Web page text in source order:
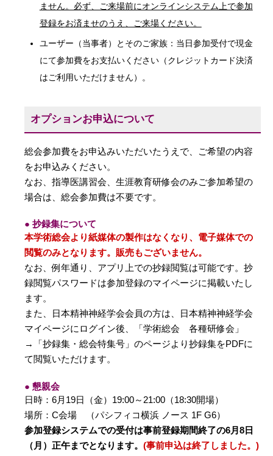
ません。必ず、ご来場前にオンラインシステム上で参加
登録をお済ませのうえ、ご来場ください。
ユーザー（当事者）とそのご家族：当日参加受付で現金
にて参加費をお支払いください（クレジットカード決済
はご利用いただけません）。
オプションお申込について
総会参加費をお申込みいただいたうえで、ご希望の内容
をお申込みください。
なお、指導医講習会、生涯教育研修会のみご参加希望の
場合は、総会参加費は不要です。
● 抄録集について
本学術総会より紙媒体の製作はなくなり、電子媒体での
閲覧のみとなります。販売もございません。
なお、例年通り、アプリ上での抄録閲覧は可能です。抄
録閲覧パスワードは参加登録のマイページに掲載いたし
ます。
また、日本精神神経学会会員の方は、日本精神神経学会
マイページにログイン後、「学術総会 各種研修会」
→「抄録集・総会特集号」のページより抄録集をPDFに
て閲覧いただけます。
● 懇親会
日時：6月19日（金）19:00～21:00（18:30開場）
場所：C会場 （パシフィコ横浜 ノース 1F G6）
参加登録システムでの受付は事前登録期間終了の6月8日
（月）正午までとなります。 (事前申込は終了しました。)